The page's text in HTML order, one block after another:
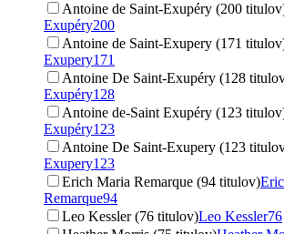
Antoine de Saint-Exupéry (200
Exupéry200
Antoine de Saint-Exupery (171
Exupery171
Antoine De Saint-Exupéry (128
Exupéry128
Antoine de-Saint Exupéry (123
Exupéry123
Antoine De Saint-Exupery (123
Exupery123
Erich Maria Remarque (94 titulov)
Remarque94
Leo Kessler (76 titulov)Leo Kessler76